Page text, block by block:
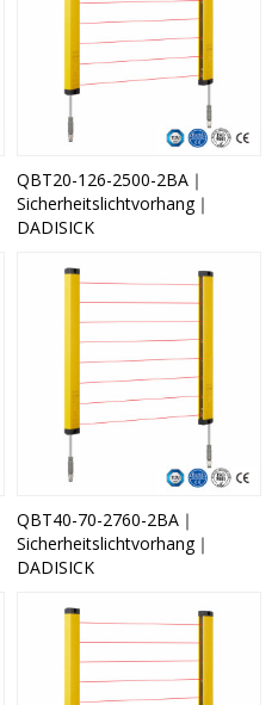
QBT20-126-2500-2BA｜
Sicherheitslichtvorhang｜
DADISICK
QBT40-70-2760-2BA｜
Sicherheitslichtvorhang｜
DADISICK